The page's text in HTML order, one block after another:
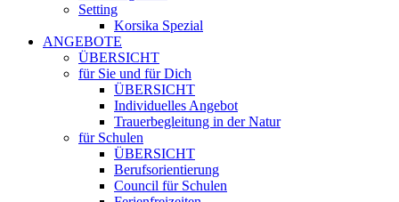
Setting
Korsika Spezial
ANGEBOTE
ÜBERSICHT
für Sie und für Dich
ÜBERSICHT
Individuelles Angebot
Trauerbegleitung in der Natur
für Schulen
ÜBERSICHT
Berufsorientierung
Council für Schulen